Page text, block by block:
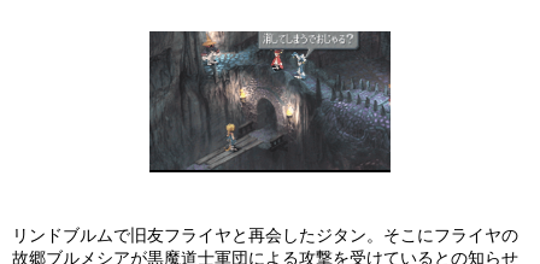
リンドブルムで旧友フライヤと再会したジタン。そこにフライヤの
故郷ブルメシアが黒魔道士軍団による攻撃を受けているとの知らせ